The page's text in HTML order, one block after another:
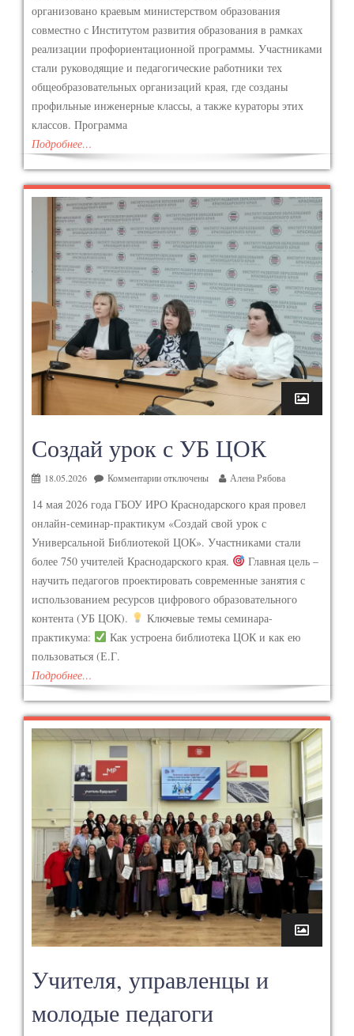
организовано краевым министерством образования
совместно с Институтом развития образования в рамках
реализации профориентационной программы. Участниками
стали руководящие и педагогические работники тех
общеобразовательных организаций края, где созданы
профильные инженерные классы, а также кураторы этих
классов. Программа
Подробнее…
Создай урок с УБ ЦОК
18.05.2026 Комментарииотключены Алена Рябова
14 мая 2026 года ГБОУ ИРО Краснодарского края провел
онлайн-семинар-практикум «Создай свой урок с
Универсальной Библиотекой ЦОК». Участниками стали
более 750 учителей Краснодарского края.
Главная цель –
научить педагогов проектировать современные занятия с
использованием ресурсов цифрового образовательного
контента (УБ ЦОК).
Ключевые темы семинара-
практикума:
Как устроена библиотека ЦОК и как ею
пользоваться (Е.Г.
Подробнее…
Учителя, управленцы и
молодые педагоги